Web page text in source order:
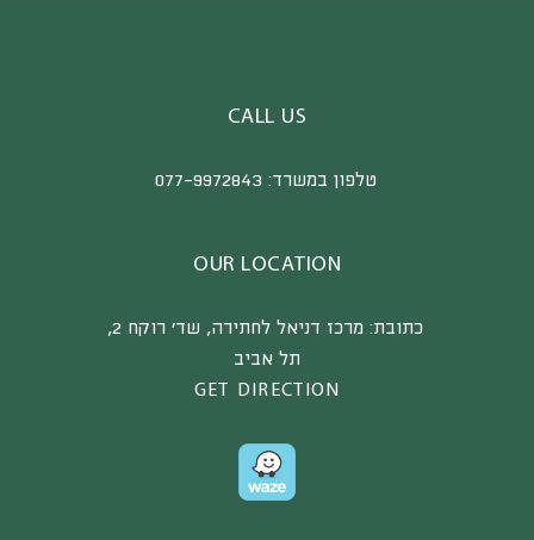
CALL US
טלפון במשרד:077-9972843
OUR LOCATION
כתובת: מרכז דניאל לחתירה, שד’ רוקח 2,
תל אביב
GET DIRECTION